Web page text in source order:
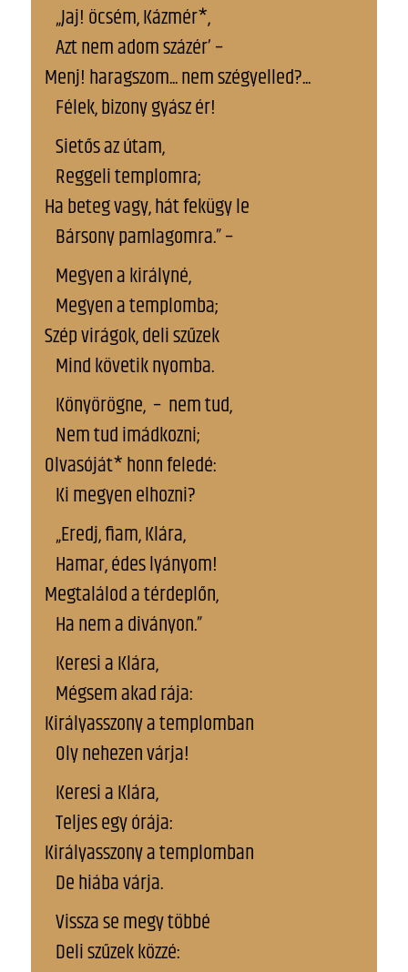
„Jaj! öcsém, Kázmér*,
Azt nem adom százér’ –
Menj! haragszom... nem szégyelled?...
Félek, bizony gyász ér!
Sietős az útam,
Reggeli templomra;
Ha beteg vagy, hát fekügy le
Bársony pamlagomra.” –
Megyen a királyné,
Megyen a templomba;
Szép virágok, deli szűzek
Mind követik nyomba.
Könyörögne, – nem tud,
Nem tud imádkozni;
Olvasóját* honn feledé:
Ki megyen elhozni?
„Eredj, fiam, Klára,
Hamar, édes lyányom!
Megtalálod a térdeplőn,
Ha nem a diványon.”
Keresi a Klára,
Mégsem akad rája:
Királyasszony a templomban
Oly nehezen várja!
Keresi a Klára,
Teljes egy órája:
Királyasszony a templomban
De hiába várja.
Vissza se megy többé
Deli szűzek közzé: